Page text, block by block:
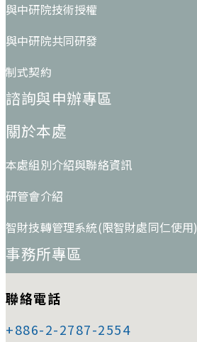
與中研院技術授權
與中研院共同研發
制式契約
諮詢與申辦專區
關於本處
本處組別介紹與聯絡資訊
研管會介紹
智財技轉管理系統(限智財處同仁使用)
事務所專區
聯絡電話
+886-2-2787-2554